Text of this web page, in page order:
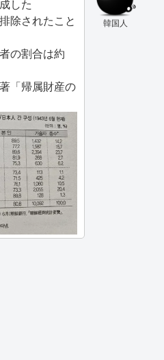
韓国人
した
除されたこと
の割合は約
「帰属財産の